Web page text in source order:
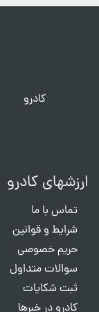
کادرو
ارزشهای کادرو
تماس با ما
شرایط و قوانین
حریم خصوصی
سوالات متداول
ثبت شکایات
کادرو در خبرها